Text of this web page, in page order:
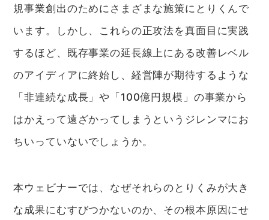
規事業創出のためにさまざまな施策にとりくんで
います。しかし、これらの正攻法を真面目に実践
するほど、既存事業の延長線上にある改善レベル
のアイディアに終始し、経営陣が期待するような
「非連続な成長」や「100億円規模」の事業から
はかえって遠ざかってしまうというジレンマにお
ちいっていないでしょうか。
本ウェビナーでは、なぜそれらのとりくみが大き
な成果にむすびつかないのか、その根本原因にせ